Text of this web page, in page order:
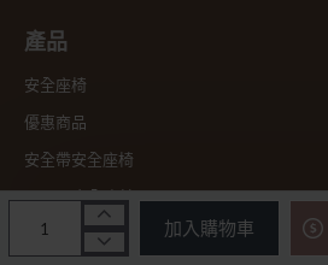
加入購物車
產品
安全座椅
優惠商品
安全帶安全座椅
ISOFIX安全座椅
ISOFIX增高墊